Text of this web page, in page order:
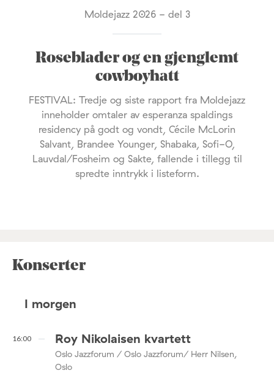
Moldejazz 2026 - del 3
Roseblader og en gjenglemt
cowboyhatt
FESTIVAL: Tredje og siste rapport fra Moldejazz
inneholder omtaler av esperanza spaldings
residency på godt og vondt, Cécile McLorin
Salvant, Brandee Younger, Shabaka, Sofi-O,
Lauvdal/Fosheim og Sakte, fallende i tillegg til
spredte inntrykk i listeform.
Konserter
I morgen
16:00 Roy Nikolaisen kvartett
Oslo Jazzforum / Oslo Jazzforum/ Herr Nilsen,
Oslo